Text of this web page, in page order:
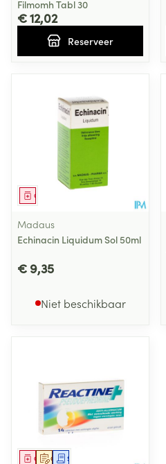
Filmomh Tabl 30
€ 12,02
Reserveer
Geneesmiddel
Madaus
Echinacin Liquidum Sol 50ml
€ 9,35
Niet beschikbaar
Op voorschrift
GeneesmiddelSchriftelijke aanvraag